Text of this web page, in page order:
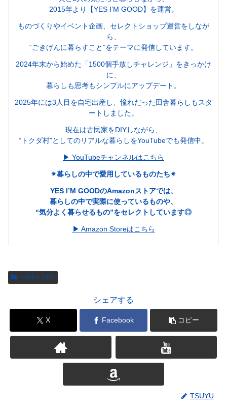
2015年より【YES I’M GOOD】を運営。
ものづくりやイベント企画、セレクトショップ運営をしなが
ら、
“ごきげんに暮らすこと”をテーマに発信しています。
2024年末から始めた「1500個手放しチャレンジ」をきっかけ
に、
暮らしも思考もシンプルにアップデート。
2025年には3人目を自宅出産し、憧れだった田舎暮らしもスタ
ートしました。
現在は古民家をDIYしながら、
“トクダ村”としてのリアルな暮らしをYouTubeでも発信中。
▶︎ YouTubeチャンネルはこちら
✴︎暮らしの中で愛用しているものたち✴︎
YES I’M GOODのAmazonストアでは、
暮らしの中で実際に使っているものや、
“気分よく暮らせるもの”をセレクトしています◎
▶︎ Amazon Storeはこちら
HAPPY TIPS
シェアする
X Facebook コピー
TSUYU